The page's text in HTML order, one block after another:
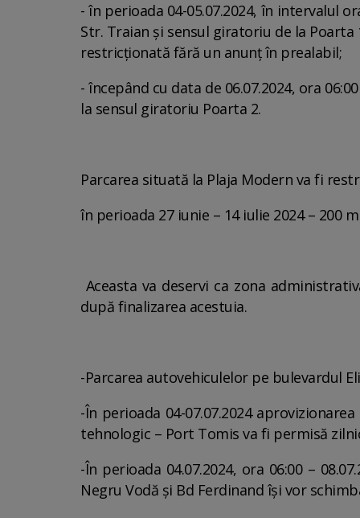
- în perioada 04-05.07.2024, în intervalul
Str. Traian și sensul giratoriu de la
restricționată fără un anunț în prealabil;
- începând cu data de 06.07.2024, ora
la sensul giratoriu Poarta 2.
Parcarea situată la Plaja Modern va fi
în perioada 27 iunie – 14 iulie 2024 – 200
Aceasta va deservi ca zona
după finalizarea acestuia.
-Parcarea autovehiculelor pe bulevardul
-În perioada 04-07.07.2024
tehnologic – Port Tomis va fi permisă
-În perioada 04.07.2024, ora 06:00 –
Negru Vodă și Bd Ferdinand își vor